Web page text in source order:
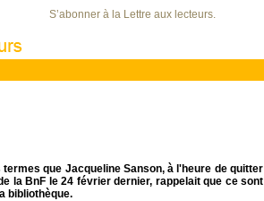
S’abonner à la Lettre aux lecteurs.
que Jacqueline Sanson, à l'heure de quitter
la BnF le 24 février dernier, rappelait que ce sont
bibliothèque.